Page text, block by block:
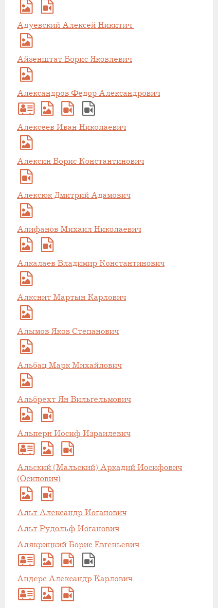
Адуевский Алексей Никитич
Айзенштат Борис Яковлевич
Александров Федор Александрович
Алексеев Иван Николаевич
Алексин Борис Константинович
Алексюк Дмитрий Адамович
Алифанов Михаил Николаевич
Алкалаев Владимир Константинович
Алкснит Мартын Карлович
Алымов Яков Степанович
Альбац Марк Михайлович
Альбрехт Ян Вильгельмович
Альперн Иосиф Израилевич
Альский (Мальский) Аркадий Иосифович
(Осипович)
Альт Александр Иоганович
Альт Рудольф Иоганович
Алякрицкий Борис Евгеньевич
Андерс Александр Карлович